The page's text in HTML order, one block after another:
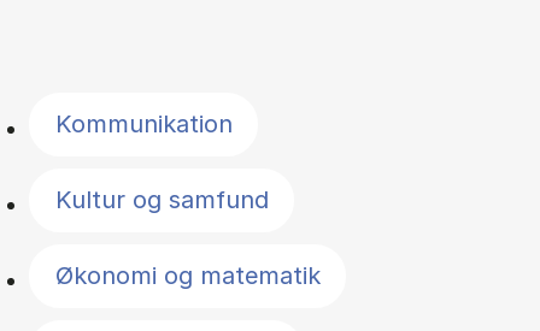
Kommunikation
Kultur og samfund
Økonomi og matematik